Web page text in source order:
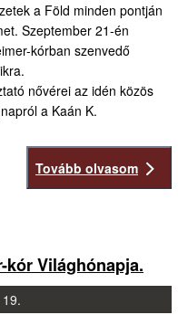
a Föld minden pontján
Szeptember 21-én
kórban szenvedő
nővérei az idén közös
a Kaán K.
Tovább olvasom
kór Világhónapja.
19.